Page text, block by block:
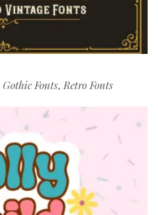
Gothic Fonts,Retro Fonts